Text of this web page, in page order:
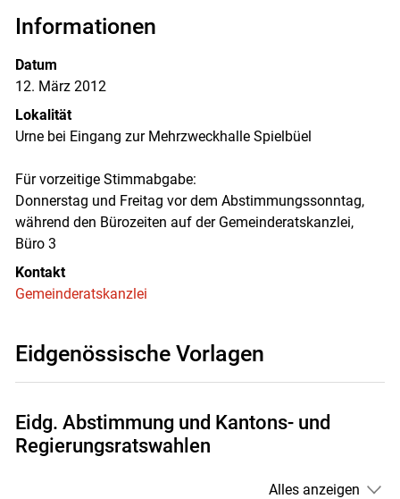
Informationen
Datum
12. März 2012
Lokalität
Urne bei Eingang zur Mehrzweckhalle Spielbüel
Für vorzeitige Stimmabgabe:
Donnerstag und Freitag vor dem Abstimmungssonntag,
während den Bürozeiten auf der Gemeinderatskanzlei,
Büro 3
Kontakt
Gemeinderatskanzlei
Eidgenössische Vorlagen
Eidg. Abstimmung und Kantons- und
Regierungsratswahlen
Alles anzeigen